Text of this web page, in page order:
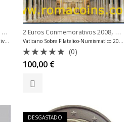
2 Euros Conmemorativos Vaticano
Moneda 2 Euros Vaticano Conmemorativa 2008 sin cartera
2 Euros Conmemorativos 2008, 2
Vaticano Sobre Filatelico-Numismatico 2008
Valorado
con
de
(0)
100,00 €
DESGASTADO